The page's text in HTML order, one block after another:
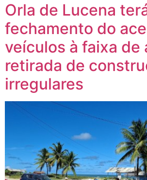
Orla de Lucena
fechamento do
veículos à faixa de
retirada de
irregulares